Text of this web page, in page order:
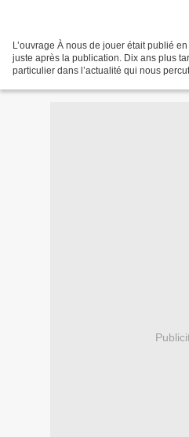
L’ouvrage À nous de jouer était publié
juste après la publication. Dix ans plus
particulier dans l’actualité qui nous